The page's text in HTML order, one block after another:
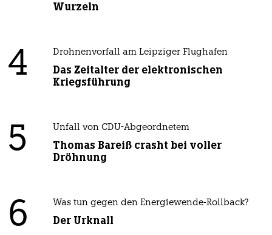
Wurzeln
4 Drohnenvorfall am Leipziger Flughafen
Das Zeitalter der elektronischen
Kriegsführung
5 Unfall von CDU-Abgeordnetem
Thomas Bareiß crasht bei voller
Dröhnung
6 Was tun gegen den Energiewende-Rollback?
Der Urknall